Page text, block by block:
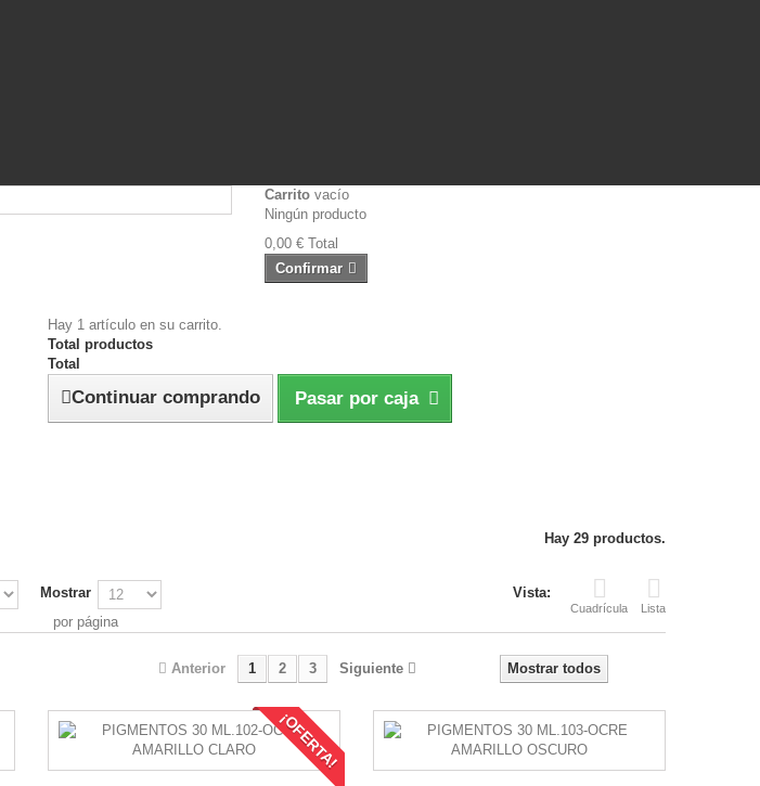
Carrito vacío
Ningún producto
0,00 € Total
Confirmar
Hay 1 artículo en su carrito.
Total productos
Total
Continuar comprando Pasar por caja
Hay 29 productos.
Vista:
Cuadrícula Lista
Mostrar
por página
Mostrar todos
Anterior 1 2 3 Siguiente
¡OFERTA!